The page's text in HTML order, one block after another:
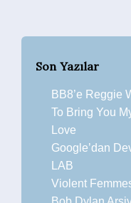
Son Yazılar
BB8’e Reggie
To Bring You
Love
Google’dan
LAB
Violent